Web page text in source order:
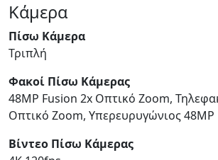
Κάμερα
Πίσω Κάμερα
Τριπλή
Φακοί Πίσω Κάμερας
48MP Fusion 2x Οπτικό Zoom,
Οπτικό Zoom, Υπερευρυγώνιος 48MP
Βίντεο Πίσω Κάμερας